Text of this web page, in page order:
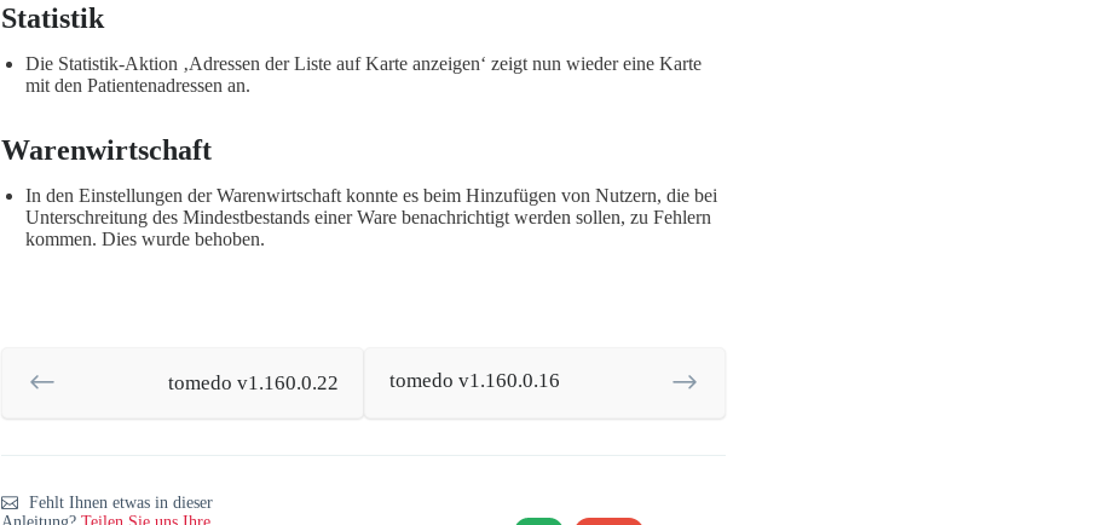
Statistik
Die Statistik-Aktion ‚Adressen der Liste auf Karte anzeigen‘ zeigt nun wieder eine Karte
mit den Patientenadressen an.
Warenwirtschaft
In den Einstellungen der Warenwirtschaft konnte es beim Hinzufügen von Nutzern, die bei
Unterschreitung des Mindestbestands einer Ware benachrichtigt werden sollen, zu Fehlern
kommen. Dies wurde behoben.
tomedo v1.160.0.22 tomedo v1.160.0.16
Fehlt Ihnen etwas in dieser